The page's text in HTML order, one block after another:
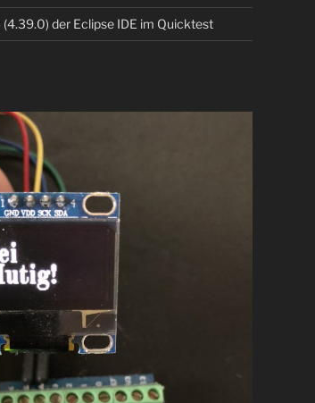
der Eclipse IDE im Quicktest